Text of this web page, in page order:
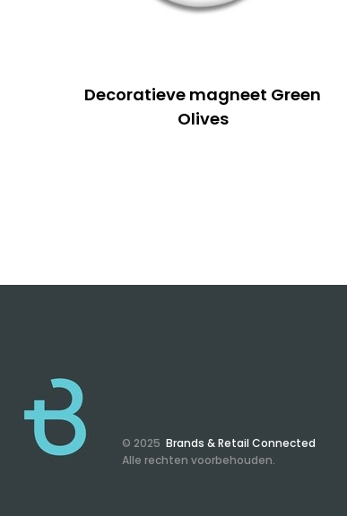
Decoratieve magneet Green
Olives
© 2025 Brands & Retail Connected
Alle rechten voorbehouden.